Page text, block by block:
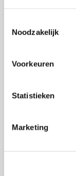
Noodzakelijk
Voorkeuren
Statistieken
Marketing